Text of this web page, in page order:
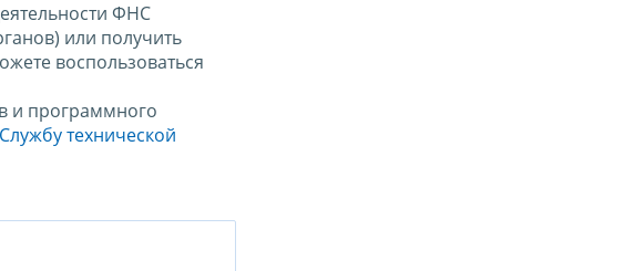
ФНС
или получить
воспользоваться
и программного
технической